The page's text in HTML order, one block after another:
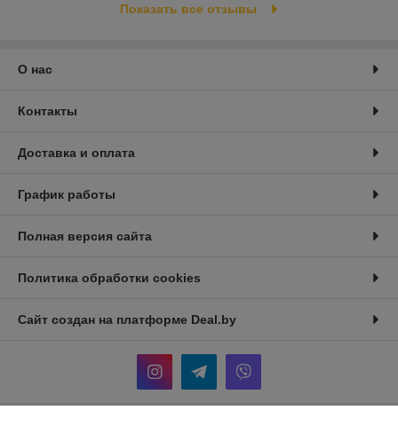
Показать все отзывы
О нас
Контакты
Доставка и оплата
График работы
Полная версия сайта
Политика обработки cookies
Сайт создан на платформе Deal.by